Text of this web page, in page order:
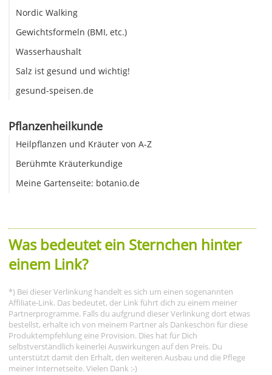
Nordic Walking
Gewichtsformeln (BMI, etc.)
Wasserhaushalt
Salz ist gesund und wichtig!
gesund-speisen.de
Pflanzenheilkunde
Heilpflanzen und Kräuter von A-Z
Berühmte Kräuterkundige
Meine Gartenseite: botanio.de
Was bedeutet ein Sternchen hinter
einem Link?
*) Bei dieser Verlinkung handelt es sich um einen sogenannten
Affiliate-Link. Das bedeutet, der Link führt dich zu einem meiner
Partnerprogramme. Falls du aufgrund dieser Verlinkung dort etwas
bestellst, erhalte ich von meinem Partner als Dankeschön für diese
Produktempfehlung eine Provision. Dies hat für Dich
selbstverständlich keinerlei Auswirkungen auf den Preis. Du
unterstützt damit den Erhalt, den weiteren Ausbau und die Pflege
meiner Internetseite. Vielen Dank :-)